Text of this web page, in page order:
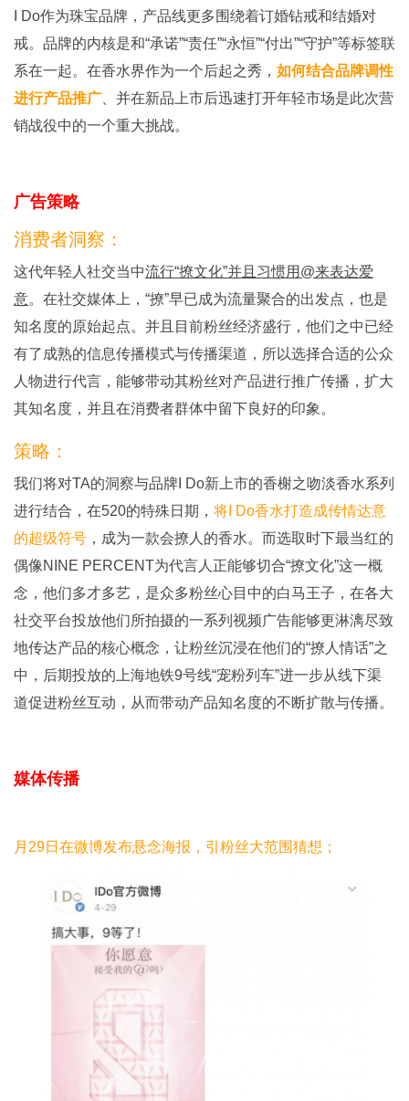
I Do作为珠宝品牌，产品线更多围绕着订婚钻戒和结婚对
戒。品牌的内核是和“承诺”“责任”“永恒”“付出”“守护”等标签联
系在一起。在香水界作为一个后起之秀， 如何结合品牌调性
进行产品推广 、并在新品上市后迅速打开年轻市场是此次营
销战役中的一个重大挑战。
广告策略
消费者洞察：
这代年轻人社交当中流行“撩文化”并且习惯用@来表达爱
意。在社交媒体上，“撩”早已成为流量聚合的出发点，也是
知名度的原始起点。并且目前粉丝经济盛行，他们之中已经
有了成熟的信息传播模式与传播渠道，所以选择合适的公众
人物进行代言，能够带动其粉丝对产品进行推广传播，扩大
其知名度，并且在消费者群体中留下良好的印象。
策略：
我们将对TA的洞察与品牌I Do新上市的香榭之吻淡香水系列
进行结合，在520的特殊日期， 将I Do香水打造成传情达意
的超级符号 ，成为一款会撩人的香水。而选取时下最当红的
偶像NINE PERCENT为代言人正能够切合“撩文化”这一概
念，他们多才多艺，是众多粉丝心目中的白马王子，在各大
社交平台投放他们所拍摄的一系列视频广告能够更淋漓尽致
地传达产品的核心概念，让粉丝沉浸在他们的“撩人情话”之
中，后期投放的上海地铁9号线“宠粉列车”进一步从线下渠
道促进粉丝互动，从而带动产品知名度的不断扩散与传播。
媒体传播
月29日在微博发布悬念海报，引粉丝大范围猜想；